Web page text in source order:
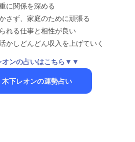
に関係を深める
さず、家庭のために頑張る
れる仕事と相性が良い
かしどんどん収入を上げていく
ンの占いはこちら▼▼
木下レオンの運勢占い